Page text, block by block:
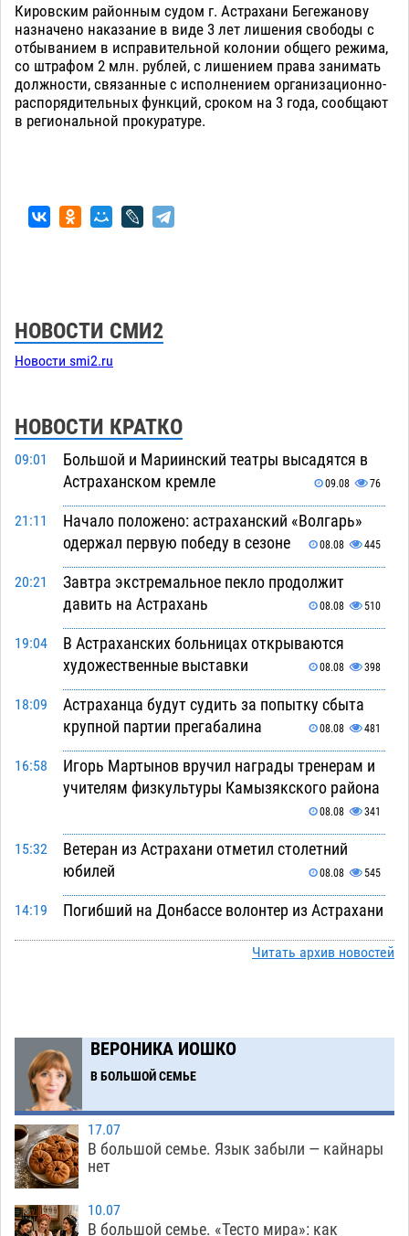
Кировским районным судом г. Астрахани Бегежанову
назначено наказание в виде 3 лет лишения свободы с
отбыванием в исправительной колонии общего режима,
со штрафом 2 млн. рублей, с лишением права занимать
должности, связанные с исполнением организационно-
распорядительных функций, сроком на 3 года, сообщают
в региональной прокуратуре.
НОВОСТИ СМИ2
Новости smi2.ru
НОВОСТИ КРАТКО
09:01
Большой и Мариинский театры высадятся в
Астраханском кремле
09.08 76
21:11
Начало положено: астраханский «Волгарь»
одержал первую победу в сезоне
08.08 445
20:21
Завтра экстремальное пекло продолжит
давить на Астрахань
08.08 510
19:04
В Астраханских больницах открываются
художественные выставки
08.08 398
18:09
Астраханца будут судить за попытку сбыта
крупной партии прегабалина
08.08 481
16:58
Игорь Мартынов вручил награды тренерам и
учителям физкультуры Камызякского района
08.08 341
15:32
Ветеран из Астрахани отметил столетний
юбилей
08.08 545
14:19
Погибший на Донбассе волонтер из Астрахани
12:02
Астраханский следком помог подростку
получить зарплату за честный труд
10:51
Фаворитская ноша: астраханские
гандболисты крупно проиграли пермякам
09:00
Лидеры чеченской диаспоры в Астрахани
Читать архив новостей
ВЕРОНИКА ИОШКО
В БОЛЬШОЙ СЕМЬЕ
17.07
В большой семье. Язык забыли — кайнары
нет
10.07
В большой семье. «Тесто мира»: как